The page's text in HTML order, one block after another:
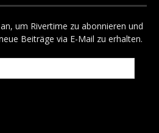
um Rivertime zu abonnieren und
Beiträge via E-Mail zu erhalten.